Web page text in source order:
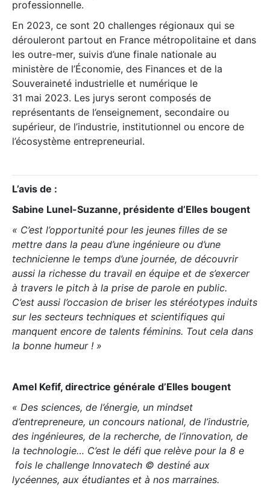
professionnelle.
En 2023, ce sont 20 challenges régionaux qui se
dérouleront partout en France métropolitaine et dans
les outre-mer, suivis d’une finale nationale au
ministère de l’Économie, des Finances et de la
Souveraineté industrielle et numérique le
31 mai 2023. Les jurys seront composés de
représentants de l’enseignement, secondaire ou
supérieur, de l’industrie, institutionnel ou encore de
l’écosystème entrepreneurial.
L’avis de :
Sabine Lunel-Suzanne, présidente d’Elles bougent
« C’est l’opportunité pour les jeunes filles de se
mettre dans la peau d’une ingénieure ou d’une
technicienne le temps d’une journée, de découvrir
aussi la richesse du travail en équipe et de s’exercer
à travers le pitch à la prise de parole en public.
C’est aussi l’occasion de briser les stéréotypes induits
sur les secteurs techniques et scientifiques qui
manquent encore de talents féminins. Tout cela dans
la bonne humeur ! »
Amel Kefif, directrice générale d’Elles bougent
« Des sciences, de l’énergie, un mindset
d’entrepreneure, un concours national, de l’industrie,
des ingénieures, de la recherche, de l’innovation, de
la technologie… C’est le défi que relève pour la 8 e
fois le challenge Innovatech © destiné aux
lycéennes, aux étudiantes et à nos marraines.